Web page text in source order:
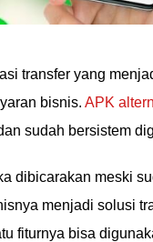
transfer yang
bisnis. APK
sudah bersistem
dibicarakan meski
menjadi solusi
fiturnya bisa